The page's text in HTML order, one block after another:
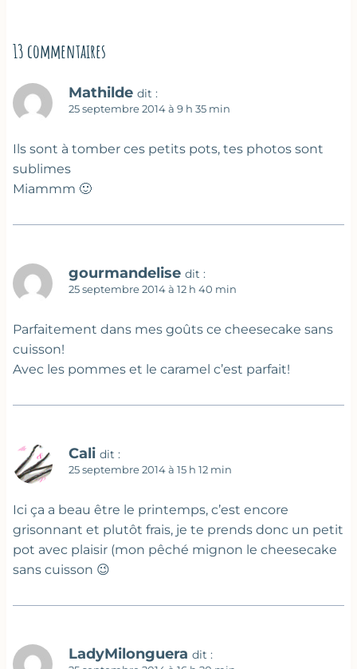
13 commentaires
Mathilde dit :
25 septembre 2014 à 9 h 35 min
Ils sont à tomber ces petits pots, tes photos sont
sublimes
Miammm 🙂
gourmandelise dit :
25 septembre 2014 à 12 h 40 min
Parfaitement dans mes goûts ce cheesecake sans
cuisson!
Avec les pommes et le caramel c’est parfait!
Cali dit :
25 septembre 2014 à 15 h 12 min
Ici ça a beau être le printemps, c’est encore
grisonnant et plutôt frais, je te prends donc un petit
pot avec plaisir (mon pêché mignon le cheesecake
sans cuisson 😉
LadyMilonguera dit :